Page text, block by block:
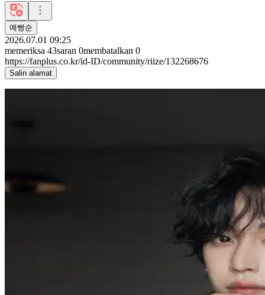
예빵순
2026.07.01 09:25
memeriksa 43saran 0membatalkan 0
https://fanplus.co.kr/id-ID/community/riize/132268676
Salin alamat